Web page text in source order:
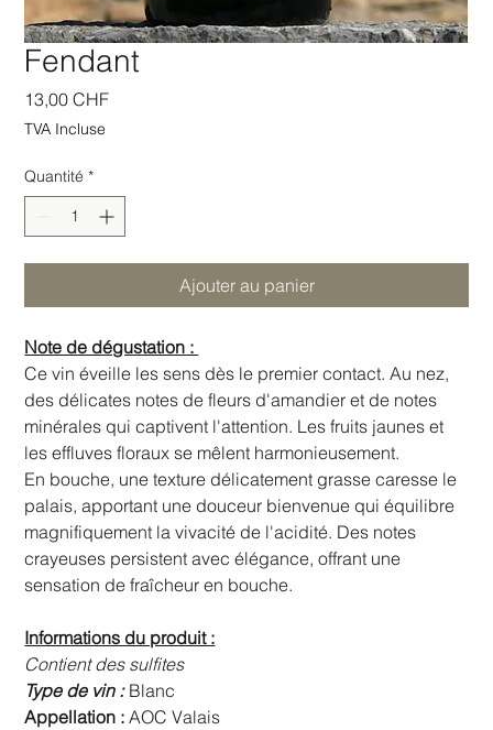
Fendant
13,00 CHFPrix
TVA Incluse
Quantité *
Ajouter au panier
Note de dégustation :
Ce vin éveille les sens dès le premier contact. Au nez,
des délicates notes de fleurs d'amandier et de notes
minérales qui captivent l'attention. Les fruits jaunes et
les effluves floraux se mêlent harmonieusement.
En bouche, une texture délicatement grasse caresse le
palais, apportant une douceur bienvenue qui équilibre
magnifiquement la vivacité de l'acidité. Des notes
crayeuses persistent avec élégance, offrant une
sensation de fraîcheur en bouche.
Informations du produit :
Contient des sulfites
Type de vin :Blanc
Appellation : AOC Valais